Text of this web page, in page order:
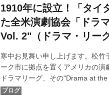
1910年に設立！「タイ
た全米演劇協会「ドラ
Vol. 2"（ドラマ・リー
寒中お見舞い申し上げます。松竹
ーク市に拠点を置くアメリカの
ドラマリーグ、その"Drama at
す！本年も変わらぬご厚誼のほど